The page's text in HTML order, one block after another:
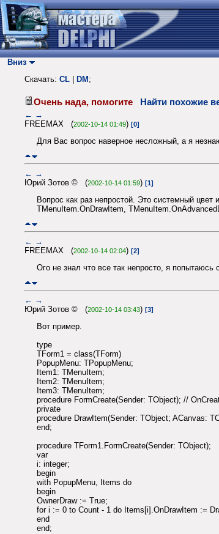
Вниз
Скачать: CL DM ;
Очень нада, помогите Найти похожие
← →
FREEMAX (2002-10-14 01:49) [0]
Для Вас вопрос наверное несложный, а я
← →
Юрий Зотов © (2002-10-14 01:59) [1]
Вопрос как раз непростой. Это системный
TMenuItem.OnDrawItem,
← →
FREEMAX (2002-10-14 02:04) [2]
Ого не знал что все так непросто, я
← →
Юрий Зотов © (2002-10-14 03:43) [3]
Вот пример.
type
TForm1 = class(TForm)
PopupMenu: TPopupMenu;
Item1: TMenuItem;
Item2: TMenuItem;
Item3: TMenuItem;
procedure FormCreate(Sender: TObject); //
private
procedure DrawItem(Sender: TObject; ACanvas:
end;
procedure TForm1.FormCreate(Sender: TObject);
var
i: integer;
begin
with PopupMenu, Items do
begin
OwnerDraw := True;
for i := 0 to Count - 1 do Items[i].OnDrawItem :=
end
end;